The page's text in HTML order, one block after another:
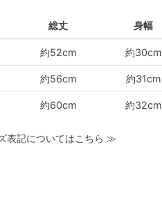
総丈 身幅
約52cm 約30cm
約56cm 約31cm
約60cm 約32cm
表記についてはこちら ≫